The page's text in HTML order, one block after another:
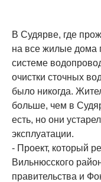
В Судярве, где
на все жилые дома
системе
очистки сточных
было никогда.
больше, чем в
есть, но они
эксплуатации.
- Проект, который
Вильнюсского
правительства и